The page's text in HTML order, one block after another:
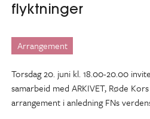
flyktninger
Arrangement
Torsdag 20. juni kl. 18.00-20.00
samarbeid med ARKIVET, Røde
arrangement i anledning FNs